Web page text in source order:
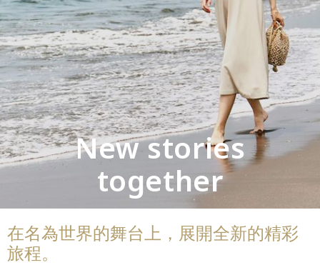
New stories
together
在名為世界的舞台上，展開全新的精彩
旅程。